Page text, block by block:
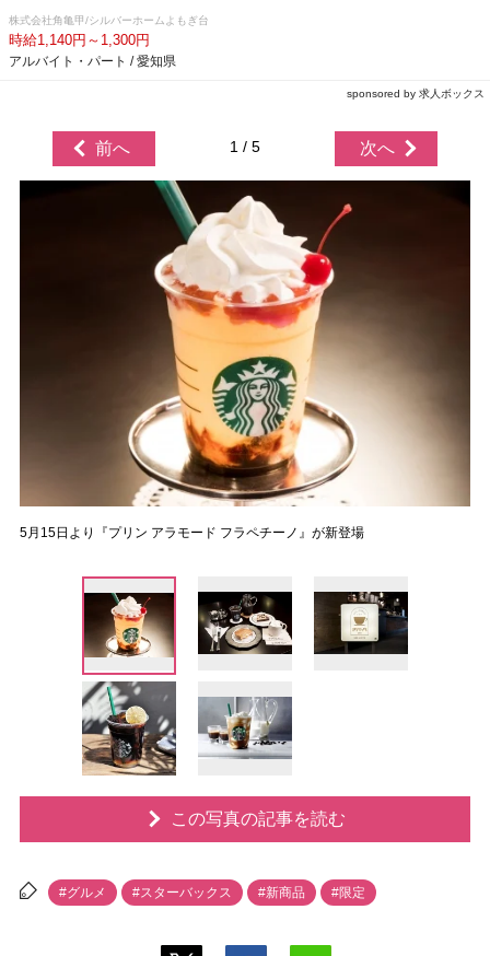
株式会社角亀甲/シルバーホームよもぎ台
時給1,140円～1,300円
アルバイト・パート / 愛知県
sponsored by 求人ボックス
前へ 1 / 5 次へ
5月15日より『プリン アラモード フラペチーノ』が新登場
この写真の記事を読む
#グルメ #スターバックス #新商品 #限定